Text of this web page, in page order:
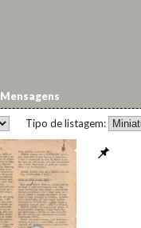
Mensagens
Tipo de listagem: